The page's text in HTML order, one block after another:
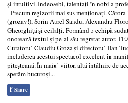
și intuitivi. Îndeosebi, talentați în nobila
Precum regizorii mai sus menționați.
(grozav!), Sorin Aurel Sandu, Alexandru
Gheorghiță și ceilalți. Formând o echipă
onorează textul și pe-al său regretat autor.
Curatoru` Claudiu Groza și directoru` Dan
includerea acestui spectacol excelent în
piteșteană. În maiu` viitor, altă întâlnire de
sperăm bucuroși...
f Share